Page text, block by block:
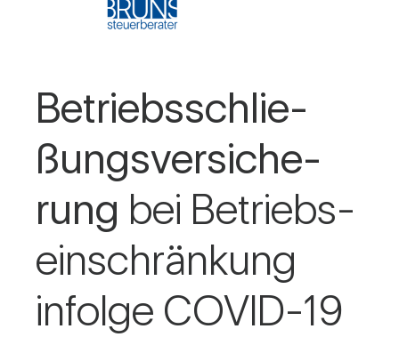
Betriebs­schlie­
ßungs­ver­si­che­
rung bei Betriebs­
ein­schrän­kung
infolge COVID-19